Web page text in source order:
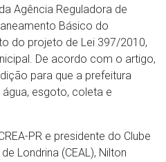
Agência Reguladora de
Básico do
do projeto de Lei 397/2010,
De acordo com o artigo,
para que a prefeitura
esgoto, coleta e
PR e presidente do Clube
Londrina (CEAL), Nilton